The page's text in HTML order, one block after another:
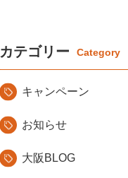
カテゴリー
キャンペーン
お知らせ
大阪BLOG